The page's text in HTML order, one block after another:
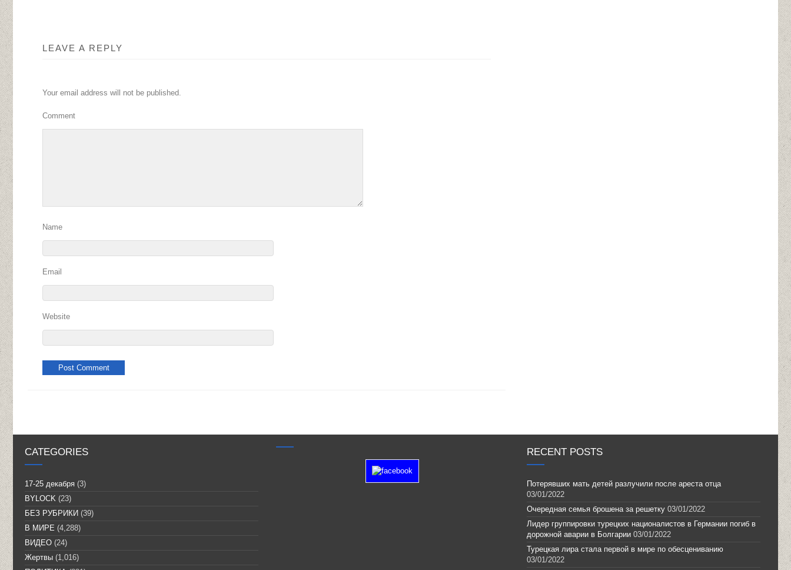
LEAVE A REPLY
Your email address will not be published.
Comment
Name
Email
Website
CATEGORIES
17-25 декабря (3)
BYLOCK (23)
БЕЗ РУБРИКИ (39)
В МИРЕ (4,288)
ВИДЕО (24)
Жертвы (1,016)
RECENT POSTS
Потерявших мать детей разлучили после ареста отца
03/01/2022
Очередная семья брошена за решетку 03/01/2022
Лидер группировки турецких националистов в Германии погиб в
дорожной аварии в Болгарии 03/01/2022
Турецкая лира стала первой в мире по обесцениванию
03/01/2022